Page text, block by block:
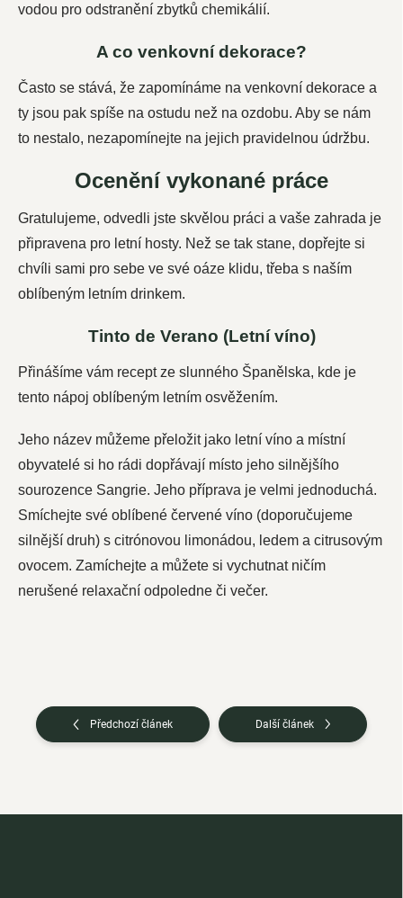
vodou pro odstranění zbytků chemikálií.
A co venkovní dekorace?
Často se stává, že zapomínáme na venkovní dekorace a
ty jsou pak spíše na ostudu než na ozdobu. Aby se nám
to nestalo, nezapomínejte na jejich pravidelnou údržbu.
Ocenění vykonané práce
Gratulujeme, odvedli jste skvělou práci a vaše zahrada je
připravena pro letní hosty. Než se tak stane, dopřejte si
chvíli sami pro sebe ve své oáze klidu, třeba s naším
oblíbeným letním drinkem.
Tinto de Verano (Letní víno)
Přinášíme vám recept ze slunného Španělska, kde je
tento nápoj oblíbeným letním osvěžením.
Jeho název můžeme přeložit jako letní víno a místní
obyvatelé si ho rádi dopřávají místo jeho silnějšího
sourozence Sangrie. Jeho příprava je velmi jednoduchá.
Smíchejte své oblíbené červené víno (doporučujeme
silnější druh) s citrónovou limonádou, ledem a citrusovým
ovocem. Zamíchejte a můžete si vychutnat ničím
nerušené relaxační odpoledne či večer.
Předchozí článek Další článek